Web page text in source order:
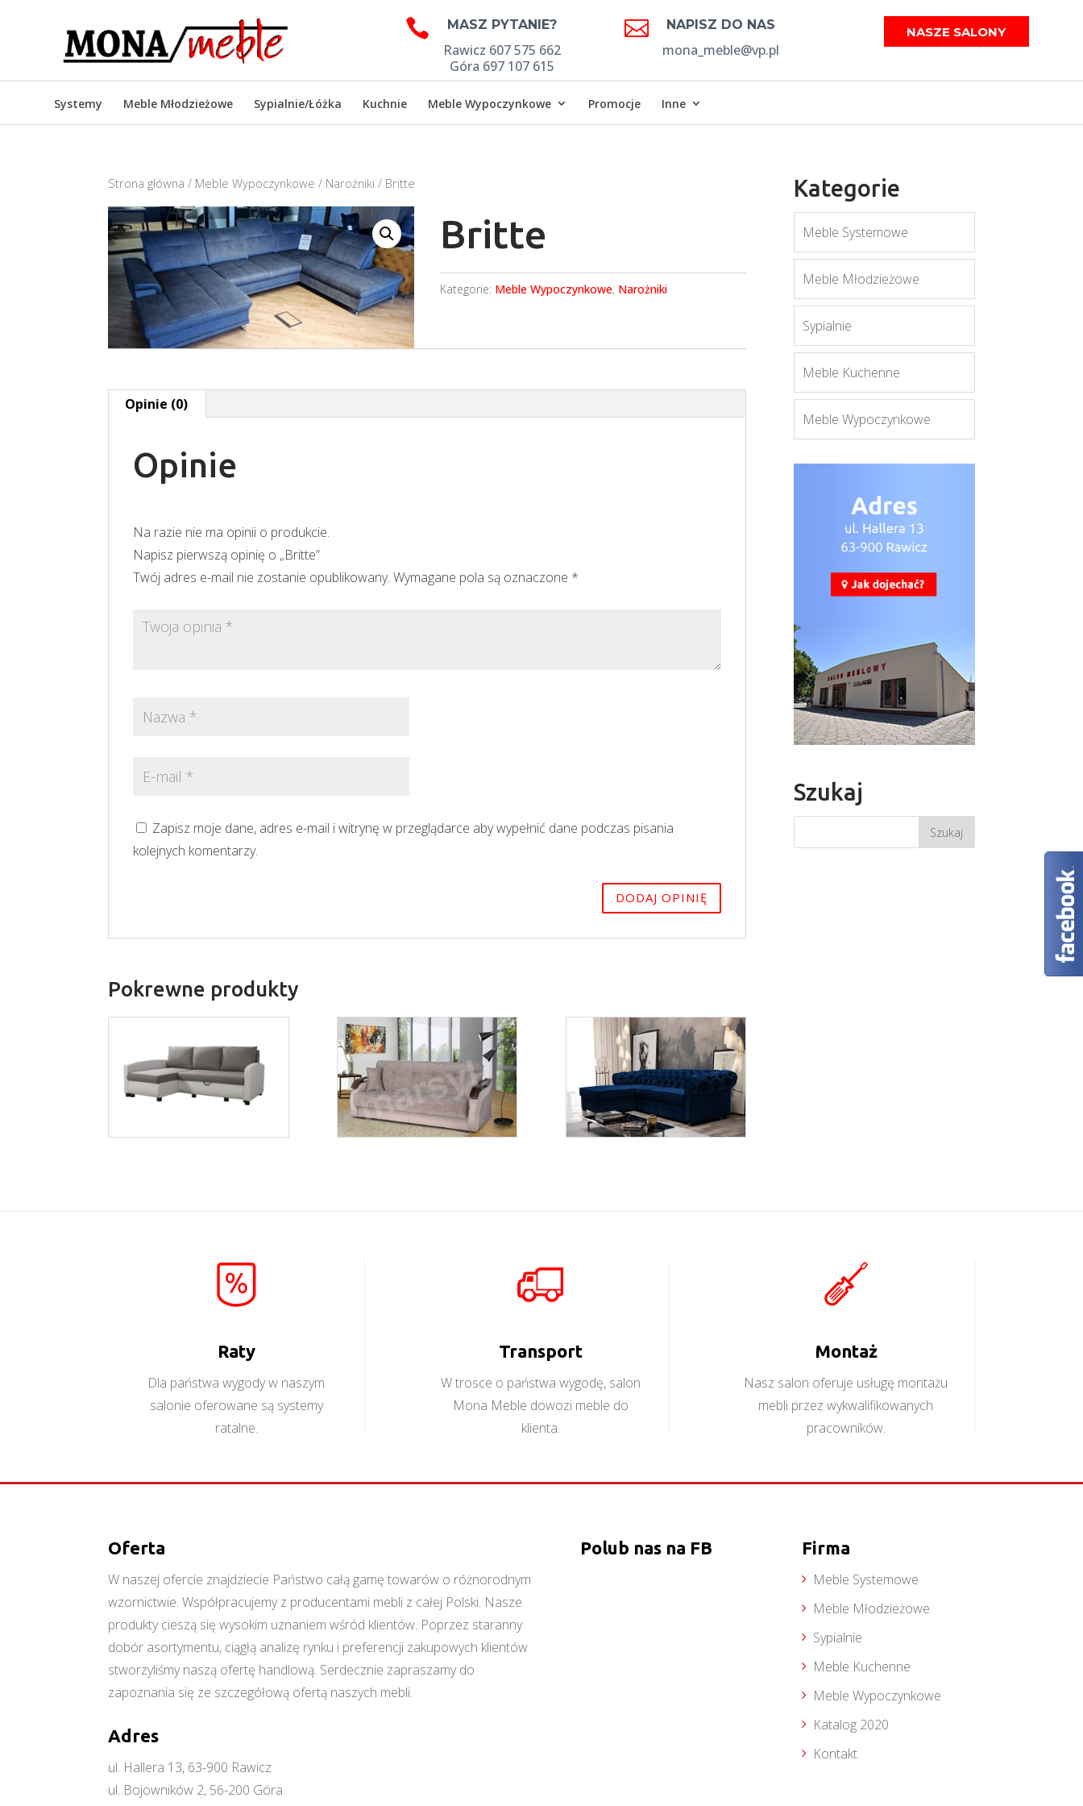
 MASZ PYTANIE?
Rawicz 607 575 662
Góra 697 107 615
 NAPISZ DO NAS
mona_meble@vp.pl
NASZE SALONY
Systemy Meble Młodzieżowe Sypialnie/Łóżka Kuchnie Meble Wypoczynkowe Promocje Inne
Strona główna / Meble Wypoczynkowe / Narożniki / Britte
Britte
Kategorie: Meble Wypoczynkowe, Narożniki
Opinie (0)
Opinie
Na razie nie ma opinii o produkcie.
Napisz pierwszą opinię o „Britte”
Twój adres e-mail nie zostanie opublikowany. Wymagane pola są oznaczone *
Zapisz moje dane, adres e-mail i witrynę w przeglądarce aby wypełnić dane podczas pisania
kolejnych komentarzy.
Pokrewne produkty
Kategorie
Meble Systemowe
Meble Młodzieżowe
Sypialnie
Meble Kuchenne
Meble Wypoczynkowe
Szukaj
Raty
Dla państwa wygody w naszym
salonie oferowane są systemy
ratalne.
Transport
W trosce o państwa wygodę, salon
Mona Meble dowozi meble do
klienta.
Montaż
Nasz salon oferuje usługę montażu
mebli przez wykwalifikowanych
pracowników.
Oferta
W naszej ofercie znajdziecie Państwo całą gamę towarów o różnorodnym
wzornictwie. Współpracujemy z producentami mebli z całej Polski. Nasze
produkty cieszą się wysokim uznaniem wśród klientów. Poprzez staranny
dobór asortymentu, ciągłą analizę rynku i preferencji zakupowych klientów
stworzyliśmy naszą ofertę handlową. Serdecznie zapraszamy do
zapoznania się ze szczegółową ofertą naszych mebli.
Adres
ul. Hallera 13, 63-900 Rawicz
ul. Bojowników 2, 56-200 Góra
Polub nas na FB Firma
Meble Systemowe
Meble Młodzieżowe
Sypialnie
Meble Kuchenne
Meble Wypoczynkowe
Katalog 2020
Kontakt